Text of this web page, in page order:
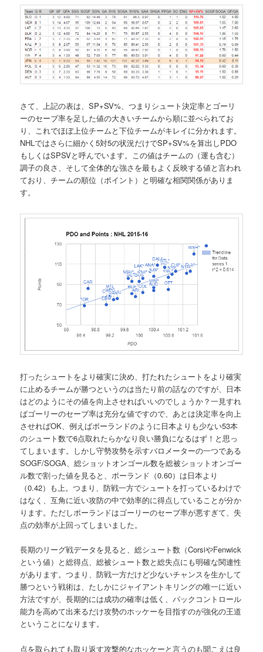
さて、上記の表は、SP+SV%、つまりシュート決定率とゴーリ
ーのセーブ率を足した値の大きいチームから順に並べられてお
り、これでほぼ上位チームと下位チームがキレイに分かれます。
NHLではさらに細かく5対5の状況だけでSP+SV%を算出しPDO
もしくはSPSVと呼んでいます。この値はチームの（運も含む）
調子の良さ、そして全体的な強さを最もよく反映する値と言われ
ており、チームの順位（ポイント）と明確な相関関係がありま
す。
打ったシュートをより確実に決め、打たれたシュートをより確実
に止めるチームが勝つというのは当たり前の話なのですが、日本
はどのようにその値を向上させればいいのでしょうか？一見すれ
ばゴーリーのセーブ率は充分な値ですので、あとは決定率を向上
させればOK、例えばポーランドのように日本よりも少ない53本
のシュート数で6点取れたらかなり良い勝負になるはず！と思っ
てしまいます。しかし守勢攻勢を示すバロメーターの一つである
SOGF/SOGA、総ショットオンゴール数を総被ショットオンゴー
ル数で割った値を見ると、ポーランド（0.60）は日本より
（0.42）も上。つまり、防戦一方でシュートを打っているわけで
はなく、互角に近い攻防の中で効率的に得点していることが分か
ります。ただしポーランドはゴーリーのセーブ率が悪すぎて、失
点の効率が上回ってしまいました。
長期のリーグ戦データを見ると、総シュート数（CorsiやFenwick
という値）と総得点、総被シュート数と総失点にも明確な関連性
があります。つまり、防戦一方だけど少ないチャンスを生かして
勝つという戦術は、たしかにジャイアントキリングの唯一に近い
方法ですが、長期的には成功の確率は低く、パックコントロール
能力を高めて出来るだけ攻勢のホッケーを目指すのが強化の王道
ということになります。
点を取られても取り返す攻撃的なホッケーと言うのも聞こえは良